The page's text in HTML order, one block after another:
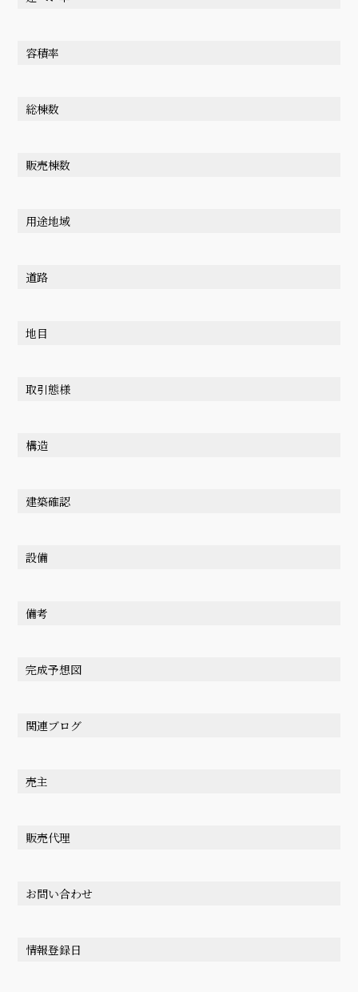
容積率
総棟数
販売棟数
用途地域
道路
地目
取引態様
構造
建築確認
設備
備考
完成予想図
関連ブログ
売主
販売代理
お問い合わせ
情報登録日